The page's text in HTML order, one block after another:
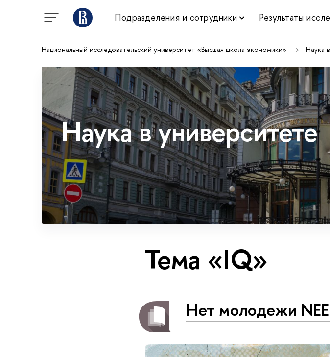
Подразделения и сотрудники Результаты
Национальный исследовательский университет «Высшая школа экономики» Наука
Наука в университете
Тема «IQ»
Нет молодежи